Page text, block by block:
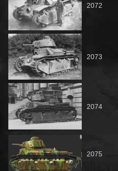
2072
2073
2074
2075